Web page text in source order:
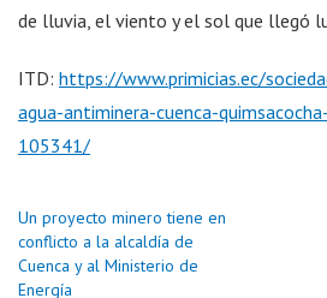
de lluvia, el viento y el sol que llegó
ITD: https://www.primicias.ec/
agua-antiminera-cuenca-
105341/
Un proyecto minero tiene en
conflicto a la alcaldía de
Cuenca y al Ministerio de
Energía